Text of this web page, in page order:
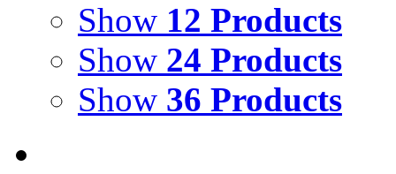
Show 12 Products
Show 24 Products
Show 36 Products